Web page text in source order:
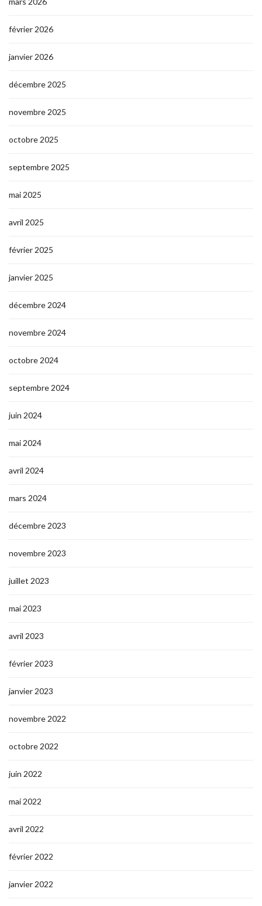
février 2026
janvier 2026
décembre 2025
novembre 2025
octobre 2025
septembre 2025
mai 2025
avril 2025
février 2025
janvier 2025
décembre 2024
novembre 2024
octobre 2024
septembre 2024
juin 2024
mai 2024
avril 2024
mars 2024
décembre 2023
novembre 2023
juillet 2023
mai 2023
avril 2023
février 2023
janvier 2023
novembre 2022
octobre 2022
juin 2022
mai 2022
avril 2022
février 2022
janvier 2022